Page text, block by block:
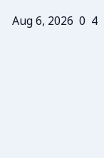
Aug 6, 2026 0 4